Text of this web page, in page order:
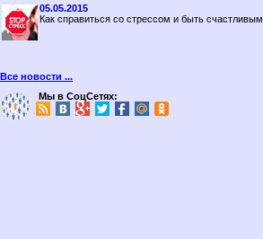
05.05.2015
Как справиться со стрессом и быть счастливым
Все новости ...
Мы в СоцСетях: